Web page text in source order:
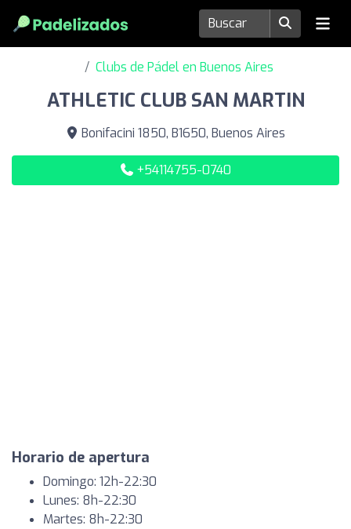
Clubs de Pádel en Buenos Aires
ATHLETIC CLUB SAN MARTIN
Bonifacini 1850, B1650, Buenos Aires
+54114755-0740
Horario de apertura
Domingo: 12h-22:30
Lunes: 8h-22:30
Martes: 8h-22:30